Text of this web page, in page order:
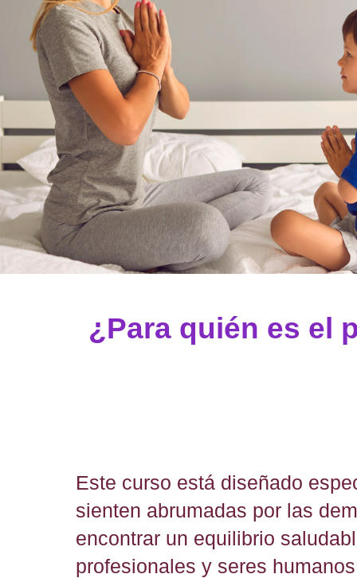
¿Para quién es el
Este curso está diseñado
sienten abrumadas por las
encontrar un equilibrio
profesionales y seres